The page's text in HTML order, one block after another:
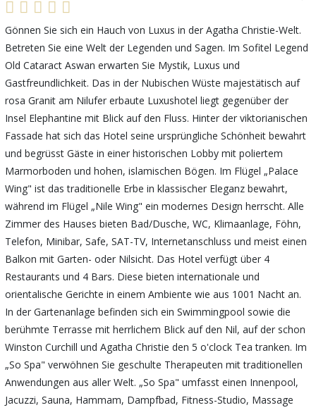
Gönnen Sie sich ein Hauch von Luxus in der Agatha Christie-Welt.
Betreten Sie eine Welt der Legenden und Sagen. Im Sofitel Legend
Old Cataract Aswan erwarten Sie Mystik, Luxus und
Gastfreundlichkeit. Das in der Nubischen Wüste majestätisch auf
rosa Granit am Nilufer erbaute Luxushotel liegt gegenüber der
Insel Elephantine mit Blick auf den Fluss. Hinter der viktorianischen
Fassade hat sich das Hotel seine ursprüngliche Schönheit bewahrt
und begrüsst Gäste in einer historischen Lobby mit poliertem
Marmorboden und hohen, islamischen Bögen. Im Flügel „Palace
Wing" ist das traditionelle Erbe in klassischer Eleganz bewahrt,
während im Flügel „Nile Wing" ein modernes Design herrscht. Alle
Zimmer des Hauses bieten Bad/Dusche, WC, Klimaanlage, Föhn,
Telefon, Minibar, Safe, SAT-TV, Internetanschluss und meist einen
Balkon mit Garten- oder Nilsicht. Das Hotel verfügt über 4
Restaurants und 4 Bars. Diese bieten internationale und
orientalische Gerichte in einem Ambiente wie aus 1001 Nacht an.
In der Gartenanlage befinden sich ein Swimmingpool sowie die
berühmte Terrasse mit herrlichem Blick auf den Nil, auf der schon
Winston Curchill und Agatha Christie den 5 o'clock Tea tranken. Im
„So Spa" verwöhnen Sie geschulte Therapeuten mit traditionellen
Anwendungen aus aller Welt. „So Spa" umfasst einen Innenpool,
Jacuzzi, Sauna, Hammam, Dampfbad, Fitness-Studio, Massage